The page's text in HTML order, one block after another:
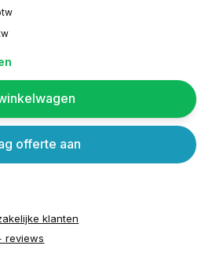
offerte aan
klanten
reviews